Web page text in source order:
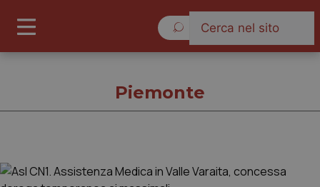
Piemonte